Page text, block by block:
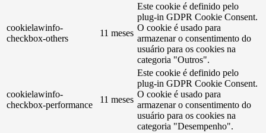
cookielawinfo-
checkbox-others
11 meses
Este cookie é definido pelo
plug-in GDPR Cookie Consent.
O cookie é usado para
armazenar o consentimento do
usuário para os cookies na
categoria "Outros".
cookielawinfo-
checkbox-performance
11 meses
Este cookie é definido pelo
plug-in GDPR Cookie Consent.
O cookie é usado para
armazenar o consentimento do
usuário para os cookies na
categoria "Desempenho".